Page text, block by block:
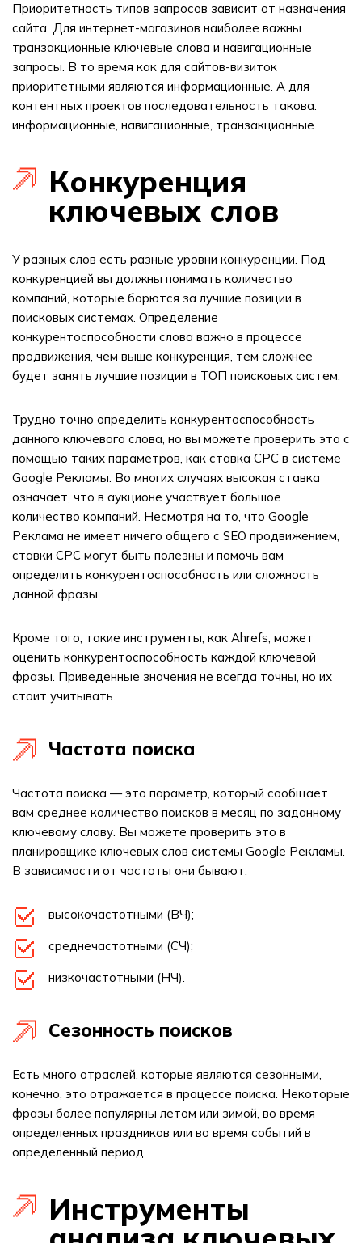
Приоритетность типов запросов зависит от назначения
сайта. Для интернет-магазинов наиболее важны
транзакционные ключевые слова и навигационные
запросы. В то время как для сайтов-визиток
приоритетными являются информационные. А для
контентных проектов последовательность такова:
информационные, навигационные, транзакционные.
Конкуренция
ключевых слов
У разных слов есть разные уровни конкуренции. Под
конкуренцией вы должны понимать количество
компаний, которые борются за лучшие позиции в
поисковых системах. Определение
конкурентоспособности слова важно в процессе
продвижения, чем выше конкуренция, тем сложнее
будет занять лучшие позиции в ТОП поисковых систем.
Трудно точно определить конкурентоспособность
данного ключевого слова, но вы можете проверить это с
помощью таких параметров, как ставка CPC в системе
Google Рекламы. Во многих случаях высокая ставка
означает, что в аукционе участвует большое
количество компаний. Несмотря на то, что Google
Реклама не имеет ничего общего с SEO продвижением,
ставки CPC могут быть полезны и помочь вам
определить конкурентоспособность или сложность
данной фразы.
Кроме того, такие инструменты, как Ahrefs, может
оценить конкурентоспособность каждой ключевой
фразы. Приведенные значения не всегда точны, но их
стоит учитывать.
Частота поиска
Частота поиска — это параметр, который сообщает
вам среднее количество поисков в месяц по заданному
ключевому слову. Вы можете проверить это в
планировщике ключевых слов системы Google Рекламы.
В зависимости от частоты они бывают:
высокочастотными (ВЧ);
среднечастотными (СЧ);
низкочастотными (НЧ).
Сезонность поисков
Есть много отраслей, которые являются сезонными,
конечно, это отражается в процессе поиска. Некоторые
фразы более популярны летом или зимой, во время
определенных праздников или во время событий в
определенный период.
Инструменты